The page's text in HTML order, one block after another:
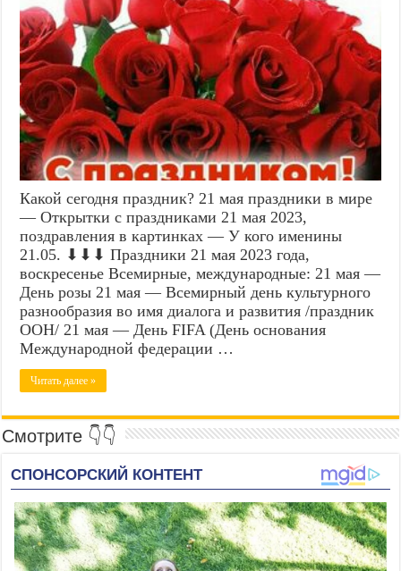
Какой сегодня праздник? 21 мая праздники в мире
— Открытки с праздниками 21 мая 2023,
поздравления в картинках — У кого именины
21.05. ⬇⬇⬇ Праздники 21 мая 2023 года,
воскресенье Всемирные, международные: 21 мая —
День розы 21 мая — Всемирный день культурного
разнообразия во имя диалога и развития /праздник
ООН/ 21 мая — День FIFA (День основания
Международной федерации …
Читать далее »
Смотрите 👇👇